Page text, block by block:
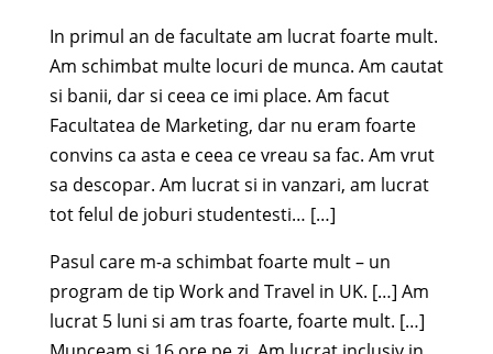
In primul an de facultate am lucrat foarte mult.
Am schimbat multe locuri de munca. Am cautat
si banii, dar si ceea ce imi place. Am facut
Facultatea de Marketing, dar nu eram foarte
convins ca asta e ceea ce vreau sa fac. Am vrut
sa descopar. Am lucrat si in vanzari, am lucrat
tot felul de joburi studentesti… […]
Pasul care m-a schimbat foarte mult – un
program de tip Work and Travel in UK. […] Am
lucrat 5 luni si am tras foarte, foarte mult. […]